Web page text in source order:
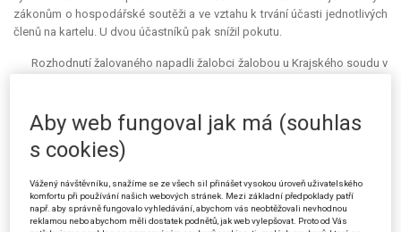
zákonům o hospodářské soutěži a ve vztahu k trvání účasti jednotlivých
členů na kartelu. U dvou účastníků pak snížil pokutu.
Rozhodnutí žalovaného napadli žalobci žalobou u Krajského soudu v
unie, měl být přímo aplikován čl. 81 Smlouvy ES. Protože v téže věci již
zahájila řízení Komise, zanikla tím příslušnost vedení správního řízení
českým soutěžním úřadem podle čl. 11 odst. 6 nařízení č. 1/2003. Byla
Krajský soud v Brně rozsudkem ze dne 25. 6. 2008 rozhodnutí
žalovaného zrušil a věc mu vrátil k dalšímu řízení. Uvedl, že uzavření a
Aby web fungoval jak má (souhlas
s cookies)
Vážený návštěvníku, snažíme se ze všech sil přinášet vysokou úroveň uživatelského
komfortu při používání našich webových stránek. Mezi základní předpoklady patří
např. aby správně fungovalo vyhledávání, abychom vás neobtěžovali nevhodnou
reklamou nebo abychom měli dostatek podnětů, jak web vylepšovat. Proto od Vás